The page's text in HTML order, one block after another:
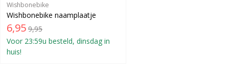
Wishbonebike
Wishbonebike naamplaatje
6,95 9,95
Voor 23:59u besteld, dinsdag in
huis!